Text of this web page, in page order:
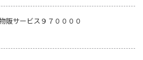
販サービス９７００００